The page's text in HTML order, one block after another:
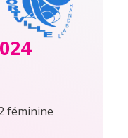
féminine